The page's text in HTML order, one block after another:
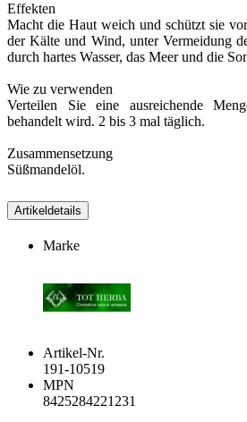
Effekten
Macht die Haut weich und schützt sie
der Kälte und Wind, unter Vermeidung
durch hartes Wasser, das Meer und die
Wie zu verwenden
Verteilen Sie eine ausreichende
behandelt wird. 2 bis 3 mal täglich.
Zusammensetzung
Süßmandelöl.
Artikeldetails
Marke
Artikel-Nr.
191-10519
MPN
8425284221231